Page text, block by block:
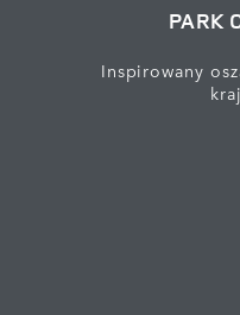
PARK
Inspirowany